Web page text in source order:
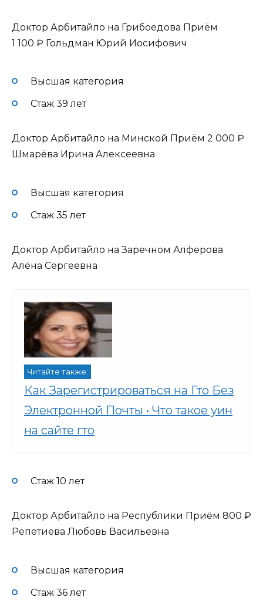
Доктор Арбитайло на Грибоедова Приём
1 100 ₽ Гольдман Юрий Иосифович
Высшая категория
Стаж 39 лет
Доктор Арбитайло на Минской Приём 2 000 ₽
Шмарёва Ирина Алексеевна
Высшая категория
Стаж 35 лет
Доктор Арбитайло на Заречном Алферова
Алёна Сергеевна
Читайте также:
Как Зарегистрироваться на Гто Без
Электронной Почты • Что такое уин
на сайте гто
Стаж 10 лет
Доктор Арбитайло на Республики Приём 800 ₽
Репетиева Любовь Васильевна
Высшая категория
Стаж 36 лет